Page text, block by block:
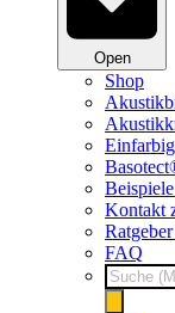
Open
Shop
Kontakt
FAQ
Products
search